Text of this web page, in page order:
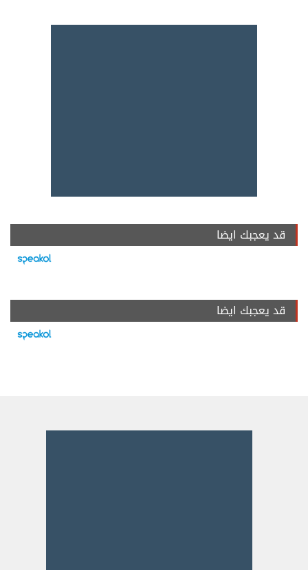
قد يعجبك ايضا
قد يعجبك ايضا